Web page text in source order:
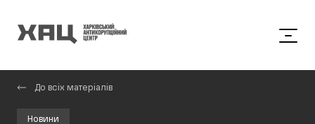
До всіх матеріалів
Новини